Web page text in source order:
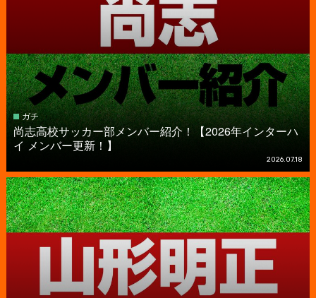
ガチ
尚志高校サッカー部メンバー紹介！【2026年インターハ
イ メンバー更新！】
2026.07.18